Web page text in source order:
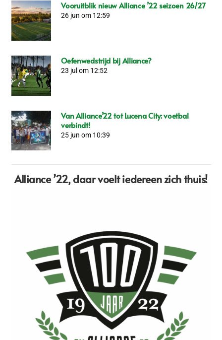
Vooruitblik nieuw Alliance ’22 seizoen 26/27
26 jun om 12:59
Oefenwedstrijd bij Alliance?
23 jul om 12:52
Van Alliance’22 tot Lucena City: voetbal
verbindt!
25 jun om 10:39
Alliance ’22, daar voelt iedereen zich thuis!